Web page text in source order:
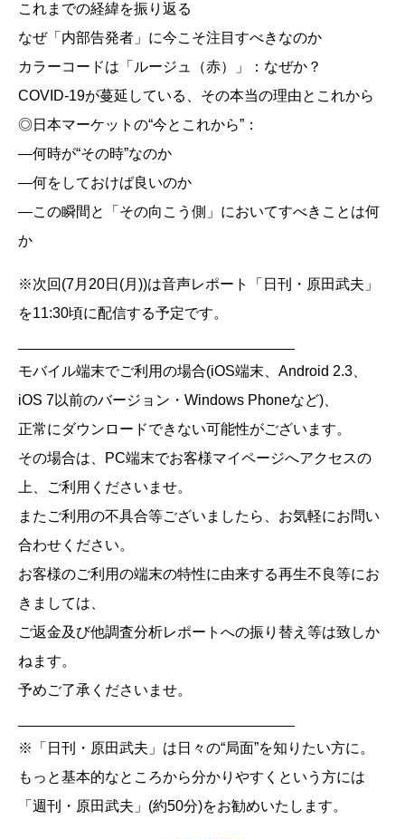
これまでの経緯を振り返る
なぜ「内部告発者」に今こそ注目すべきなのか
カラーコードは「ルージュ（赤）」：なぜか？
COVID-19が蔓延している、その本当の理由とこれから
◎日本マーケットの“今とこれから”：
―何時が“その時”なのか
―何をしておけば良いのか
―この瞬間と「その向こう側」においてすべきことは何
か
※次回(7月20日(月))は音声レポート「日刊・原田武夫」
を11:30頃に配信する予定です。
モバイル端末でご利用の場合(iOS端末、Android 2.3、
iOS 7以前のバージョン・Windows Phoneなど)、
正常にダウンロードできない可能性がございます。
その場合は、PC端末でお客様マイページへアクセスの
上、ご利用くださいませ。
またご利用の不具合等ございましたら、お気軽にお問い
合わせください。
お客様のご利用の端末の特性に由来する再生不良等にお
きましては、
ご返金及び他調査分析レポートへの振り替え等は致しか
ねます。
予めご了承くださいませ。
※「日刊・原田武夫」は日々の“局面”を知りたい方に。
もっと基本的なところから分かりやすくという方には
「週刊・原田武夫」(約50分)をお勧めいたします。